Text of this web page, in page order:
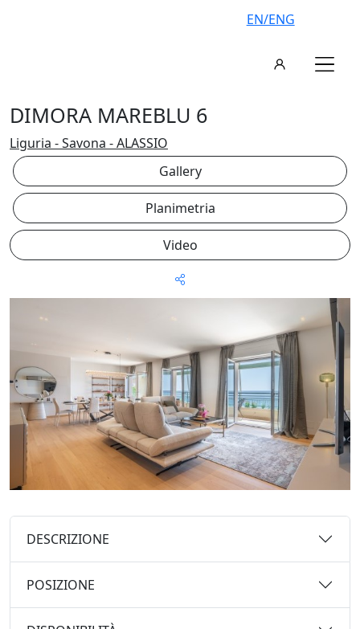
EN/ENG
DIMORA MAREBLU 6
Liguria - Savona - ALASSIO
Gallery
Planimetria
Video
DESCRIZIONE
POSIZIONE